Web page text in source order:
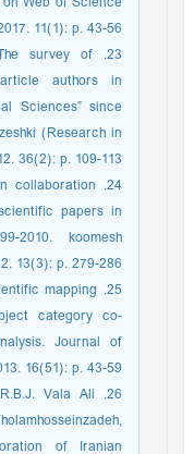
11(1): p. 43-56.
survey of
authors in
Sciences” since
(Research in
36(2): p. 109-113.
collaboration
papers in
2010. koomesh
13(3): p. 279-286.
mapping
category co-
Journal of
16(51): p. 43-59.
R.B.J. Vala Ali
of Iranian